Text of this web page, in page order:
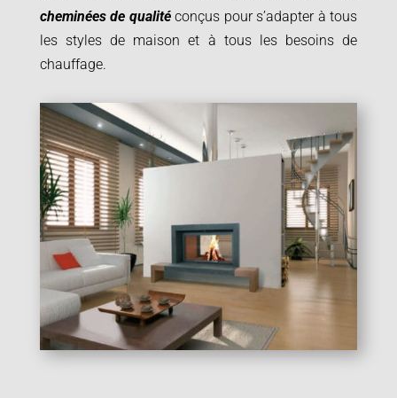
cheminées de qualitéconçus pour s’adapter à tous
les styles de maison et à tous les besoins de
chauffage.